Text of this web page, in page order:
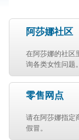
阿莎娜社区
在阿莎娜的社区
询各类女性问题。
零售网点
请在阿莎娜指定
假冒。